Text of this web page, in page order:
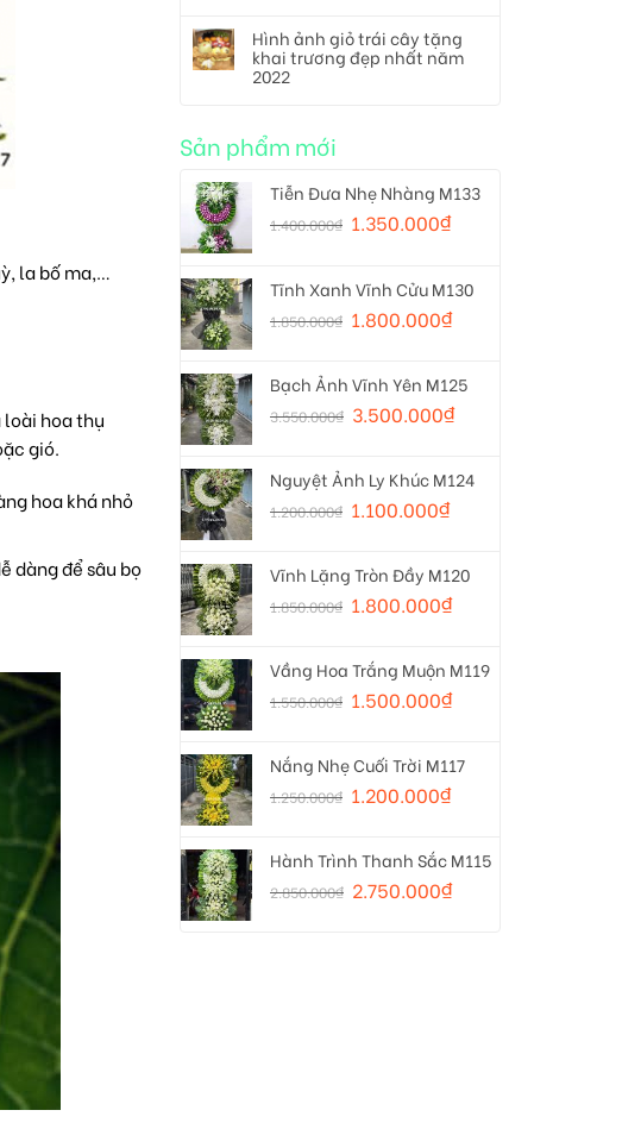
la bố ma,…
loài hoa thụ
gió.
hoa khá nhỏ
dàng để sâu bọ
Hình ảnh giỏ trái cây tặng
khai trương đẹp nhất năm
2022
Sản phẩm mới
Tiễn Đưa Nhẹ Nhàng M133
1.400.000₫ 1.350.000₫
Tĩnh Xanh Vĩnh Cửu M130
1.850.000₫ 1.800.000₫
Bạch Ảnh Vĩnh Yên M125
3.550.000₫ 3.500.000₫
Nguyệt Ảnh Ly Khúc M124
1.200.000₫ 1.100.000₫
Vĩnh Lặng Tròn Đầy M120
1.850.000₫ 1.800.000₫
Vầng Hoa Trắng Muộn M119
1.550.000₫ 1.500.000₫
Nắng Nhẹ Cuối Trời M117
1.250.000₫ 1.200.000₫
Hành Trình Thanh Sắc M115
2.850.000₫ 2.750.000₫